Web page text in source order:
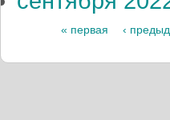
« первая ‹